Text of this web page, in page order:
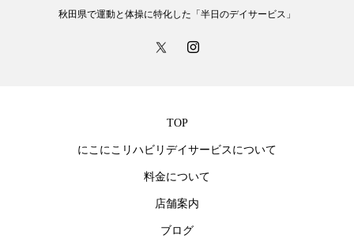
秋田県で運動と体操に特化した「半日のデイサービス」
TOP
にこにこリハビリデイサービスについて
料金について
店舗案内
ブログ